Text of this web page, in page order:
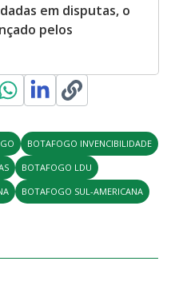
em disputas, o
pelos
BOTAFOGO INVENCIBILIDADE
BOTAFOGO LDU
BOTAFOGO SUL-AMERICANA